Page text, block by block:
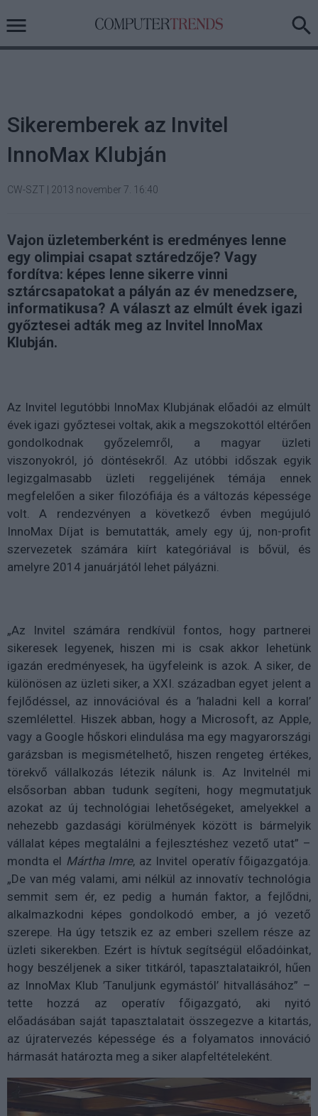
Sikeremberek az Invitel
InnoMax Klubján
CW-SZT 2013 november 7. 16:40
Vajon üzletemberként is eredményes lenne
egy olimpiai csapat sztáredzője? Vagy
fordítva: képes lenne sikerre vinni
sztárcsapatokat a pályán az év menedzsere,
informatikusa? A választ az elmúlt évek igazi
győztesei adták meg az Invitel InnoMax
Klubján.
Az Invitel legutóbbi InnoMax Klubjának előadói az elmúlt
évek igazi győztesei voltak, akik a megszokottól eltérően
gondolkodnak győzelemről, a magyar üzleti
viszonyokról, jó döntésekről. Az utóbbi időszak egyik
legizgalmasabb üzleti reggelijének témája ennek
megfelelően a siker filozófiája és a változás képessége
volt. A rendezvényen a következő évben megújuló
InnoMax Díjat is bemutatták, amely egy új, non-profit
szervezetek számára kiírt kategóriával is bővül, és
amelyre 2014 januárjától lehet pályázni.
„Az Invitel számára rendkívül fontos, hogy partnerei
sikeresek legyenek, hiszen mi is csak akkor lehetünk
igazán eredményesek, ha ügyfeleink is azok. A siker, de
különösen az üzleti siker, a XXI. században egyet jelent a
fejlődéssel, az innovációval és a ’haladni kell a korral’
szemlélettel. Hiszek abban, hogy a Microsoft, az Apple,
vagy a Google hőskori elindulása ma egy magyarországi
garázsban is megismételhető, hiszen rengeteg értékes,
törekvő vállalkozás létezik nálunk is. Az Invitelnél mi
elsősorban abban tudunk segíteni, hogy megmutatjuk
azokat az új technológiai lehetőségeket, amelyekkel a
nehezebb gazdasági körülmények között is bármelyik
vállalat képes megtalálni a fejlesztéshez vezető utat” –
mondta el Mártha Imre, az Invitel operatív főigazgatója.
„De van még valami, ami nélkül az innovatív technológia
semmit sem ér, ez pedig a humán faktor, a fejlődni,
alkalmazkodni képes gondolkodó ember, a jó vezető
szerepe. Ha úgy tetszik ez az emberi szellem része az
üzleti sikerekben. Ezért is hívtuk segítségül előadóinkat,
hogy beszéljenek a siker titkáról, tapasztalataikról, hűen
az InnoMax Klub ’Tanuljunk egymástól’ hitvallásához” –
tette hozzá az operatív főigazgató, aki nyitó
előadásában saját tapasztalatait összegezve a kitartás,
az újratervezés képessége és a folyamatos innováció
hármasát határozta meg a siker alapfeltételeként.